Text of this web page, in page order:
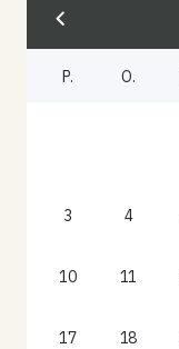
P. O.
3 4
10 11
17 18